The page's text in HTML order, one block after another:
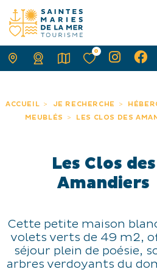
ACCUEIL JE RECHERCHE
MEUBLÉS
LES CLOS DES
Les Clos des
Amandiers
Cette petite maison
volets verts de 49 m2,
séjour plein de poésie,
arbres verdoyants du
0